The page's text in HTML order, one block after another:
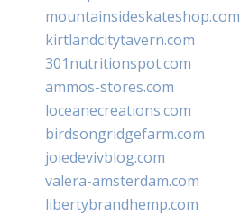
mountainsideskateshop.com
kirtlandcitytavern.com
301nutritionspot.com
ammos-stores.com
loceanecreations.com
birdsongridgefarm.com
joiedevivblog.com
valera-amsterdam.com
libertybrandhemp.com